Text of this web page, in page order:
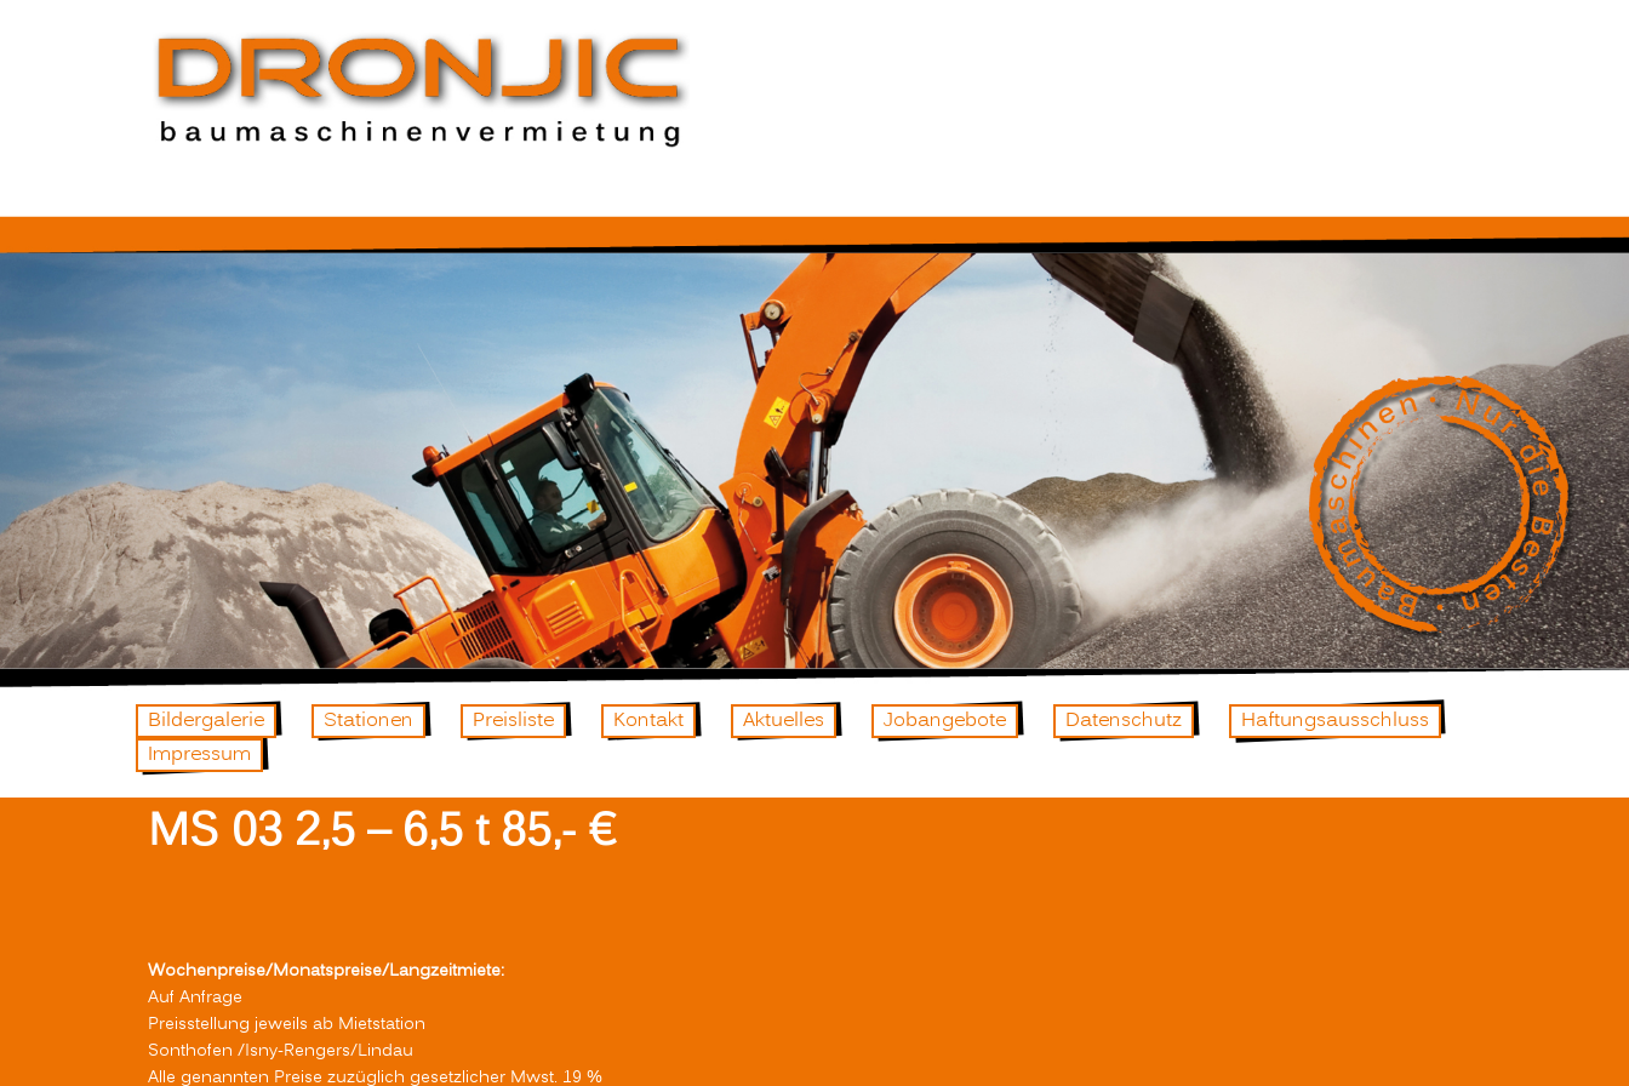
Bildergalerie Stationen Preisliste Kontakt Aktuelles Jobangebote Datenschutz
Haftungsausschluss
Impressum
MS 03 2,5 – 6,5 t 85,- €
Wochenpreise/Monatspreise/Langzeitmiete:
Auf Anfrage
Preisstellung jeweils ab Mietstation
Sonthofen /Isny-Rengers/Lindau
Alle genannten Preise zuzüglich gesetzlicher Mwst. 19 %